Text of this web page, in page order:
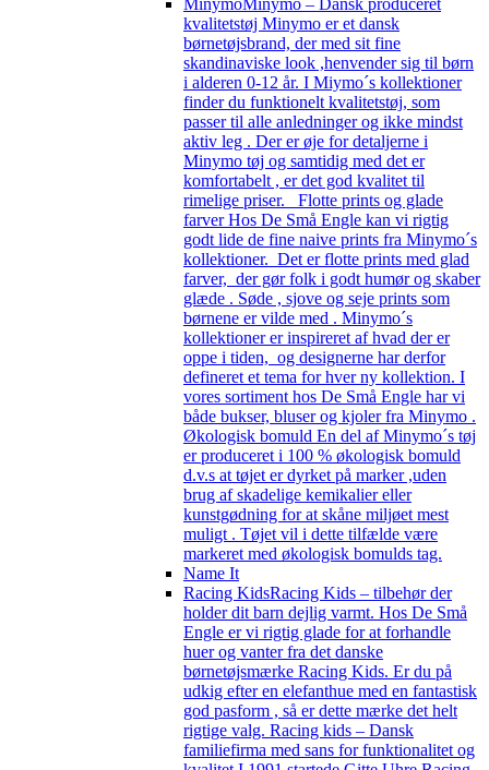
kvalitetstøj Minymo er et dansk
børnetøjsbrand, der med sit fine
skandinaviske look ,henvender sig til børn
i alderen 0-12 år. I Miymo´s kollektioner
finder du funktionelt kvalitetstøj, som
passer til alle anledninger og ikke mindst
aktiv leg . Der er øje for detaljerne i
Minymo tøj og samtidig med det er
komfortabelt , er det god kvalitet til
rimelige priser. Flotte prints og glade
farver Hos De Små Engle kan vi rigtig
godt lide de fine naive prints fra Minymo´s
kollektioner. Det er flotte prints med glad
farver, der gør folk i godt humør og skaber
glæde . Søde , sjove og seje prints som
børnene er vilde med . Minymo´s
kollektioner er inspireret af hvad der er
oppe i tiden, og designerne har derfor
defineret et tema for hver ny kollektion. I
vores sortiment hos De Små Engle har vi
både bukser, bluser og kjoler fra Minymo .
Økologisk bomuld En del af Minymo´s tøj
er produceret i 100 % økologisk bomuld
d.v.s at tøjet er dyrket på marker ,uden
brug af skadelige kemikalier eller
kunstgødning for at skåne miljøet mest
muligt . Tøjet vil i dette tilfælde være
markeret med økologisk bomulds tag.
Name It
Racing KidsRacing Kids – tilbehør der
holder dit barn dejlig varmt. Hos De Små
Engle er vi rigtig glade for at forhandle
huer og vanter fra det danske
børnetøjsmærke Racing Kids. Er du på
udkig efter en elefanthue med en fantastisk
god pasform , så er dette mærke det helt
rigtige valg. Racing kids – Dansk
familiefirma med sans for funktionalitet og